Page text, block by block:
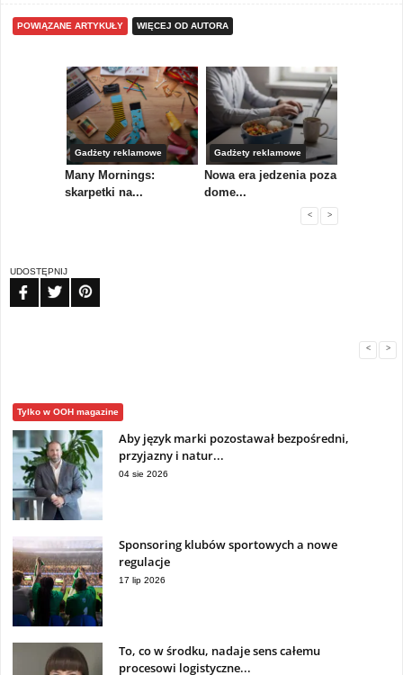
POWIĄZANE ARTYKUŁY WIĘCEJ OD AUTORA
Gadżety reklamowe
Many Mornings:
skarpetki na...
Gadżety reklamowe
Nowa era jedzenia poza
dome...
< >
UDOSTĘPNIJ
< >
Tylko w OOH magazine
Aby język marki pozostawał bezpośredni,
przyjazny i natur...
04 sie 2026
Sponsoring klubów sportowych a nowe
regulacje
17 lip 2026
To, co w środku, nadaje sens całemu
procesowi logistyczne...